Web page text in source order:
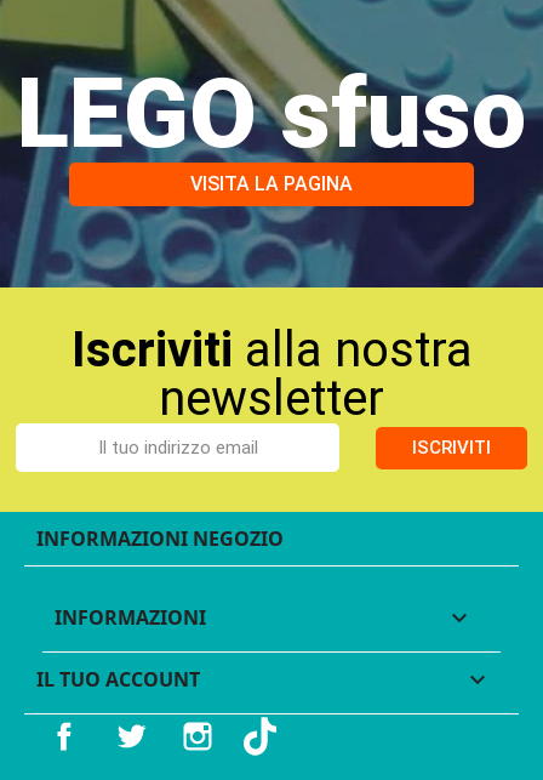
LEGO sfuso
VISITA LA PAGINA
Iscriviti alla nostra
newsletter
ISCRIVITI
INFORMAZIONI NEGOZIO
INFORMAZIONI 
IL TUO ACCOUNT 
Facebook Twitter Instagram